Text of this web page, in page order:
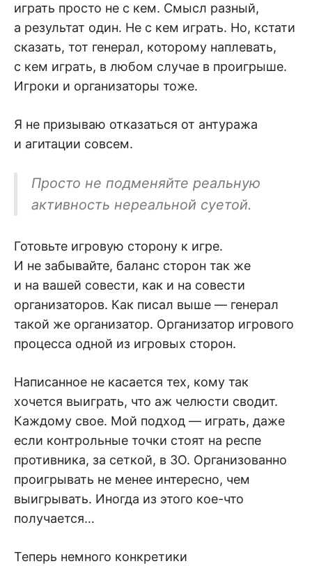
играть просто не с кем. Смысл разный,
а результат один. Не с кем играть. Но, кстати
сказать, тот генерал, которому наплевать,
с кем играть, в любом случае в проигрыше.
Игроки и организаторы тоже.
Я не призываю отказаться от антуража
и агитации совсем.
Просто не подменяйте реальную
активность нереальной суетой.
Готовьте игровую сторону к игре.
И не забывайте, баланс сторон так же
и на вашей совести, как и на совести
организаторов. Как писал выше — генерал
такой же организатор. Организатор игрового
процесса одной из игровых сторон.
Написанное не касается тех, кому так
хочется выиграть, что аж челюсти сводит.
Каждому свое. Мой подход — играть, даже
если контрольные точки стоят на респе
противника, за сеткой, в ЗО. Организованно
проигрывать не менее интересно, чем
выигрывать. Иногда из этого кое-что
получается…
Теперь немного конкретики